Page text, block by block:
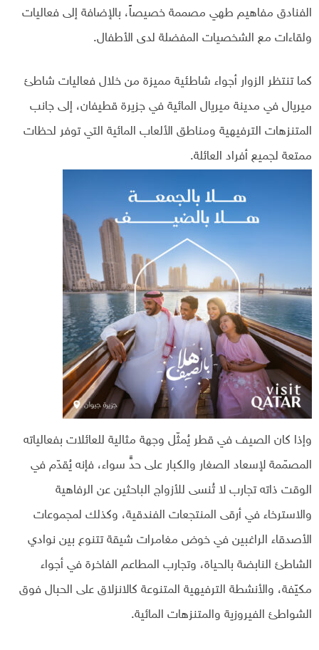
الفنادق مفاهيم طهي مصممة خصيصاً، بالإضافة إلى فعاليات
ولقاءات مع الشخصيات المفضلة لدى الأطفال.
كما تنتظر الزوار أجواء شاطئية مميزة من خلال فعاليات شاطئ
ميريال في مدينة ميريال المائية في جزيرة قطيفان، إلى جانب
المتنزهات الترفيهية ومناطق الألعاب المائية التي توفر لحظات
ممتعة لجميع أفراد العائلة.
وإذا كان الصيف في قطر يُمثّل وجهة مثالية للعائلات بفعالياته
المصمّمة لإسعاد الصغار والكبار على حدٍّ سواء، فإنه يُقدّم في
الوقت ذاته تجارب لا تُنسى للأزواج الباحثين عن الرفاهية
والاسترخاء في أرقى المنتجعات الفندقية، وكذلك لمجموعات
الأصدقاء الراغبين في خوض مغامرات شيقة تتنوع بين نوادي
الشاطئ النابضة بالحياة، وتجارب المطاعم الفاخرة في أجواء
مكيّفة، والأنشطة الترفيهية المتنوعة كالانزلاق على الحبال فوق
الشواطئ الفيروزية والمتنزهات المائية.